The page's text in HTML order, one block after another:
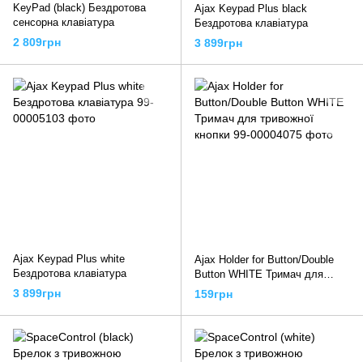
KeyPad (black) Бездротова
сенсорна клавіатура
2 809грн
Ajax Keypad Plus black
Бездротова клавіатура
3 899грн
Ajax Keypad Plus white
Бездротова клавіатура
3 899грн
Ajax Holder for Button/Double
Button WHITE Тримач для
тривожної кнопки
159грн